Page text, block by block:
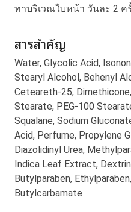
ทาบริเวณใบหน้า วันละ 2
สารสำคัญ
Water, Glycolic Acid,
Stearyl Alcohol, Behenyl
Ceteareth-25,
Stearate, PEG-100
Squalane, Sodium
Acid, Perfume, Propylene
Diazolidinyl Urea,
Indica Leaf Extract,
Butylparaben,
Butylcarbamate